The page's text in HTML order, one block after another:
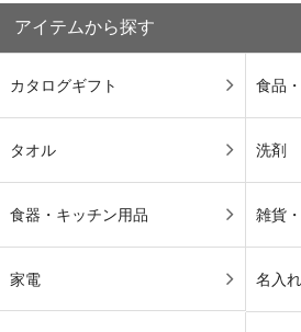
アイテムから探す
カタログギフト 食品
タオル 洗剤
食器・キッチン用品 雑貨
家電 名入れ